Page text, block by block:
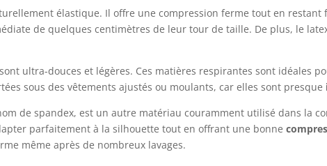
élastique. Il offre une compression ferme tout en restant
de quelques centimètres de leur tour de taille. De plus, le
sont ultra-douces et légères. Ces matières respirantes sont idéales
sous des vêtements ajustés ou moulants, car elles sont presque
de spandex, est un autre matériau couramment utilisé dans la
parfaitement à la silhouette tout en offrant une bonne
même après de nombreux lavages.